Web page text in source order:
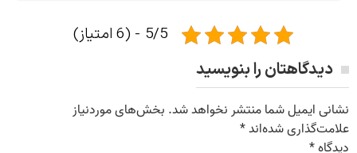
5/5 - (6 امتیاز)
دیدگاهتان را بنویسید
نشانی ایمیل شما منتشر نخواهد شد. بخش‌های موردنیاز
علامت‌گذاری شده‌اند*
دیدگاه*